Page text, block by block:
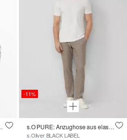
-11%
s.O PURE: Anzughose aus elastischem Leinenmix
s.Oliver BLACK LABEL